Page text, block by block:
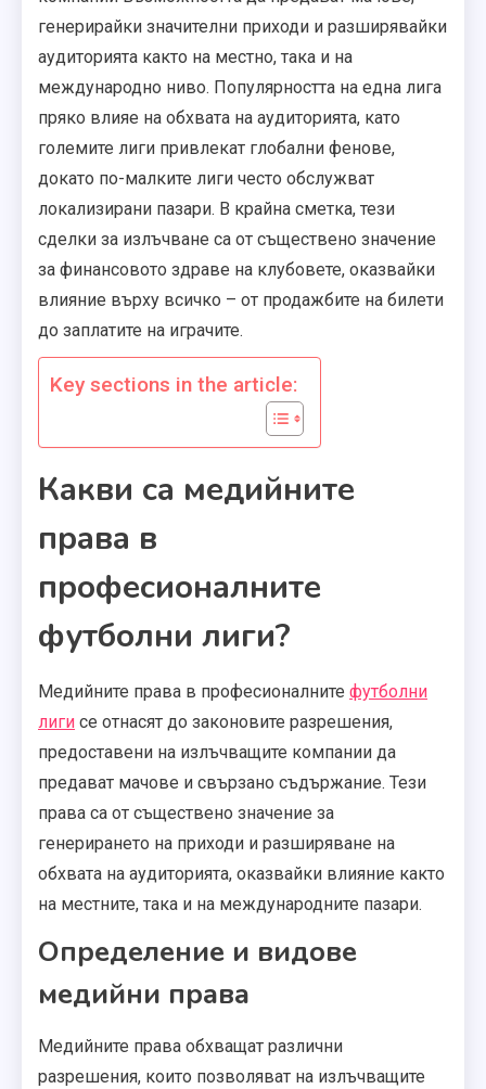
генерирайки значителни приходи и разширявайки
аудиторията както на местно, така и на
международно ниво. Популярността на една лига
пряко влияе на обхвата на аудиторията, като
големите лиги привлекат глобални фенове,
докато по-малките лиги често обслужват
локализирани пазари. В крайна сметка, тези
сделки за излъчване са от съществено значение
за финансовото здраве на клубовете, оказвайки
влияние върху всичко – от продажбите на билети
до заплатите на играчите.
Key sections in the article:
Какви са медийните
права в
професионалните
футболни лиги?
Медийните права в професионалните футболни
лиги се отнасят до законовите разрешения,
предоставени на излъчващите компании да
предават мачове и свързано съдържание. Тези
права са от съществено значение за
генерирането на приходи и разширяване на
обхвата на аудиторията, оказвайки влияние както
на местните, така и на международните пазари.
Определение и видове
медийни права
Медийните права обхващат различни
разрешения, които позволяват на излъчващите